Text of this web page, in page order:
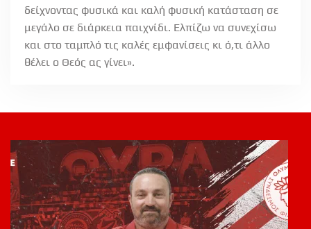
δείχνοντας φυσικά και καλή φυσική κατάσταση σε
μεγάλο σε διάρκεια παιχνίδι. Ελπίζω να συνεχίσω
και στο ταμπλό τις καλές εμφανίσεις κι ό,τι άλλο
θέλει ο Θεός ας γίνει».